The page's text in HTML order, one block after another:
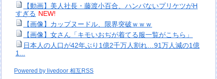
【動画】美人社長・藤渡小百合、ハンパないプリケツがH
すぎる NEW!
【画像】カップヌードル、限界突破ｗｗｗ
【画像】女さん「キモいおぢが着てる服一覧がこちら」
日本人の人口が42年ぶり1億2千万人割れ…91万人減の1億
1...
Powered by livedoor 相互RSS